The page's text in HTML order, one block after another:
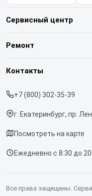
Сервисный центр
О нашем сервисе
Срочный ремонт
Доставка и способы
Диагностика
Контакты
Ремонт
Кофемашин
Контакты
+7 (800) 302-35-39
г. Екатеринбург, пр.
Посмотреть на карте
Ежедневно с 8:30 до
Все права защищены.